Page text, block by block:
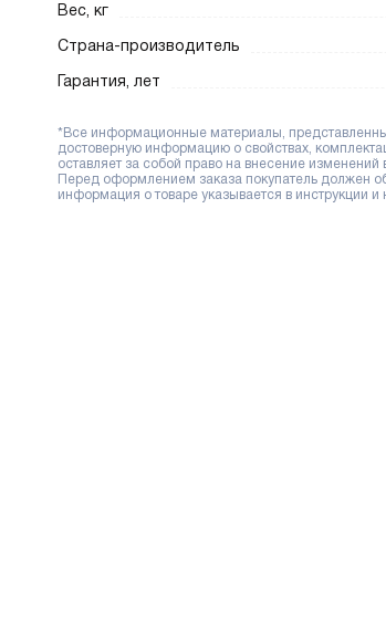
Вес, кг
Страна-производитель
Гарантия, лет
*Все информационные материалы,
достоверную информацию о свойствах,
оставляет за собой право на внесение
Перед оформлением заказа покупатель должен
информация о товаре указывается в инструкции и